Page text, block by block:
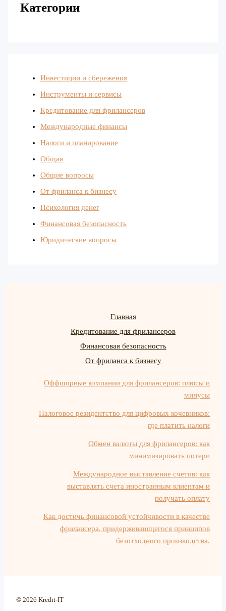
Категории
Инвестиции и сбережения
Инструменты и сервисы
Кредитование для фрилансеров
Международные финансы
Налоги и планирование
Общая
Общие вопросы
От фриланса к бизнесу
Психология денег
Финансовая безопасность
Юридические вопросы
Главная
Кредитование для фрилансеров
Финансовая безопасность
От фриланса к бизнесу
Оффшорные компании для фрилансеров: плюсы и
минусы
Налоговое резидентство для цифровых кочевников:
где платить налоги
Обмен валюты для фрилансеров: как
минимизировать потери
Международное выставление счетов: как
выставлять счета иностранным клиентам и
получать оплату
Как достичь финансовой устойчивости в качестве
фрилансера, придерживающегося принципов
безотходного производства.
© 2026 Kredit-IT